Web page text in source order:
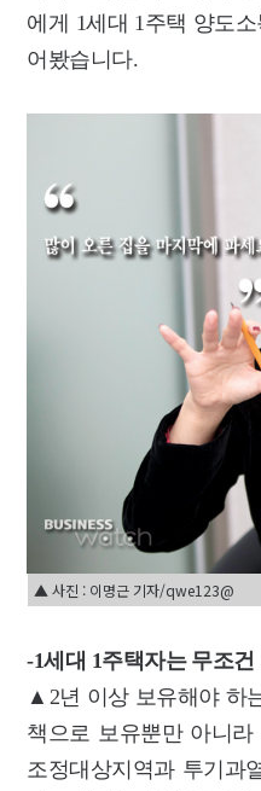
에게 1세대 1주택 양도
어봤습니다.
▲ 사진 : 이명근 기자/qwe123@
-1세대 1주택자는 무조
▲2년 이상 보유해야 하
책으로 보유뿐만 아니
조정대상지역과 투기과